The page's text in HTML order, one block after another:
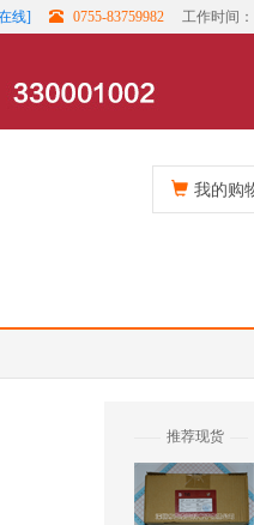
线] 0755-83759982 工作时间
我的购
推荐现货